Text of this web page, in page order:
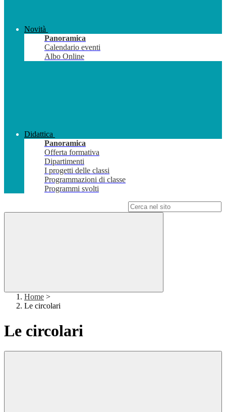
Novità
Panoramica
Calendario eventi
Albo Online
Didattica
Panoramica
Offerta formativa
Dipartimenti
I progetti delle classi
Programmazioni di classe
Programmi svolti
Home >
Le circolari
Le circolari